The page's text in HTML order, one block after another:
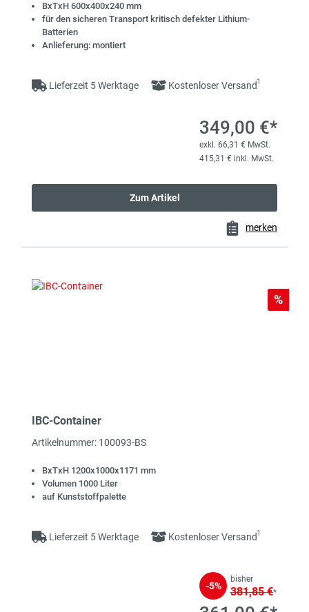
BxTxH 600x400x240 mm
für den sicheren Transport kritisch defekter Lithium-
Batterien
Anlieferung: montiert
Lieferzeit 5 Werktage Kostenloser Versand1
349,00 €*
exkl. 66,31 € MwSt.
415,31 € inkl. MwSt.
Zum Artikel
merken
Rabatt
%
IBC-Container
Artikelnummer: 100093-BS
BxTxH 1200x1000x1171 mm
Volumen 1000 Liter
auf Kunststoffpalette
Lieferzeit 5 Werktage Kostenloser Versand1
-5%
bisher
381,85 €*